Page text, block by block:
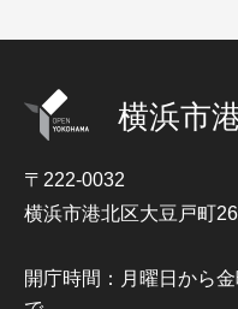
横浜市
〒222-0032
横浜市港北区大豆戸町
開庁時間：月曜日から